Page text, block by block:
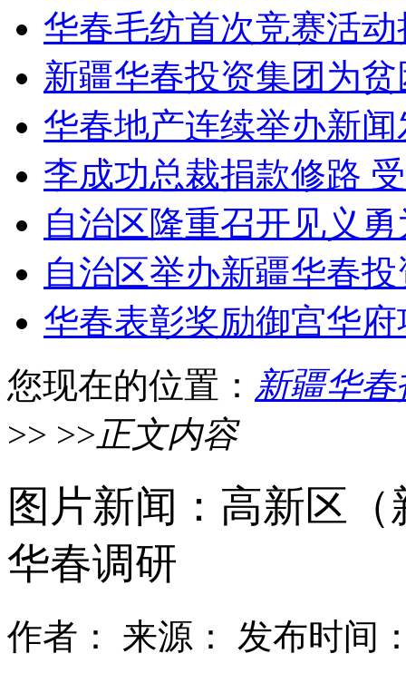
华春毛纺首次竞赛活
新疆华春投资集团为
华春地产连续举办新
李成功总裁捐款修路
自治区隆重召开见义
自治区举办新疆华春
华春表彰奖励御宫华
您现在的位置： 新疆华
>> >>正文内容
图片新闻：高新区
华春调研
作者： 来源： 发布时间